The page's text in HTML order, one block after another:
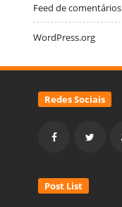
Feed de comentários
WordPress.org
Redes Sociais
Post List